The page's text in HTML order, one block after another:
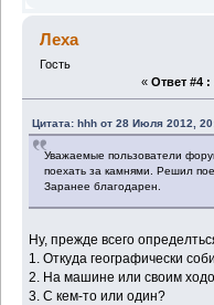
Леха
Гость
« Ответ #4 :
Цитата: hhh от 28 Июля 2012,
Уважаемые пользователи
поехать за камнями. Решил
Заранее благодарен.
Ну, прежде всего
1. Откуда географически
2. На машине или своим
3. С кем-то или один?